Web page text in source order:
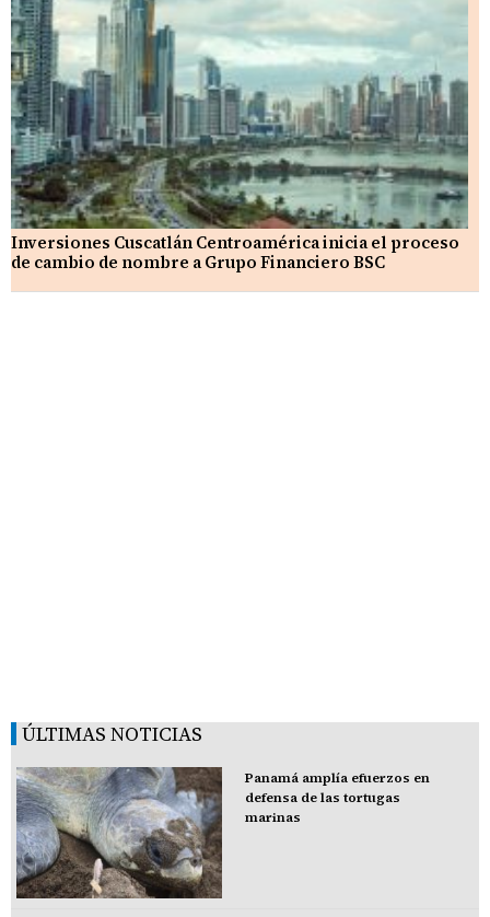
Inversiones Cuscatlán Centroamérica inicia el proceso
de cambio de nombre a Grupo Financiero BSC
ÚLTIMAS NOTICIAS
Panamá amplía efuerzos en
defensa de las tortugas
marinas